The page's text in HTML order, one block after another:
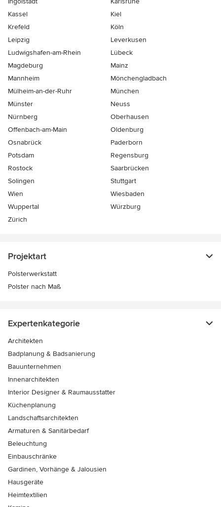
Kassel
Kiel
Krefeld
Köln
Leipzig
Leverkusen
Ludwigshafen-am-Rhein
Lübeck
Magdeburg
Mainz
Mannheim
Mönchen­gladbach
Mülheim-an-der-Ruhr
München
Münster
Neuss
Nürnberg
Oberhausen
Offenbach-am-Main
Oldenburg
Osnabrück
Paderborn
Potsdam
Regensburg
Rostock
Saarbrücken
Solingen
Stuttgart
Wien
Wiesbaden
Wuppertal
Würzburg
Zürich
Projektart
Polsterwerkstatt
Polster nach Maß
Expertenkategorie
Architekten
Badplanung & Badsanierung
Bauunternehmen
Innenarchitekten
Interior Designer & Raumausstatter
Küchenplanung
Landschaftsarchitekten
Armaturen & Sanitärbedarf
Beleuchtung
Einbauschränke
Gardinen, Vorhänge & Jalousien
Hausgeräte
Heimtextilien